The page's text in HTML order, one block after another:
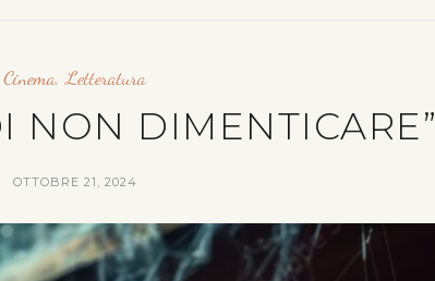
Cinema,Letteratura
NON DIMENTICARE”
OTTOBRE 21, 2024